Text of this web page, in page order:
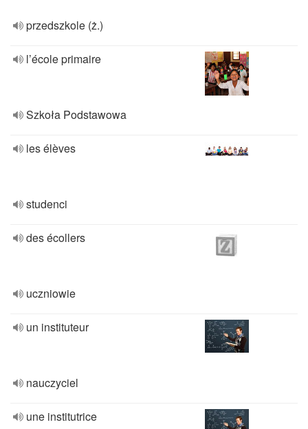
przedszkole (ż.)
l’école primaire
Szkoła Podstawowa
les élèves
studenci
des écollers
uczniowie
un instituteur
nauczyciel
une institutrice